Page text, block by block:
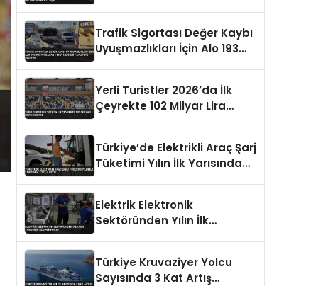
Trafik Sigortası Değer Kaybı
Uyuşmazlıkları İçin Alo 193
Yerli Turistler 2026’da İlk
Çeyrekte 102 Milyar Lira
Türkiye’de Elektrikli Araç Şarj
Tüketimi Yılın İlk Yarısında
Elektrik Elektronik
Sektöründen Yılın İlk
Türkiye Kruvaziyer Yolcu
Sayısında 3 Kat Artış